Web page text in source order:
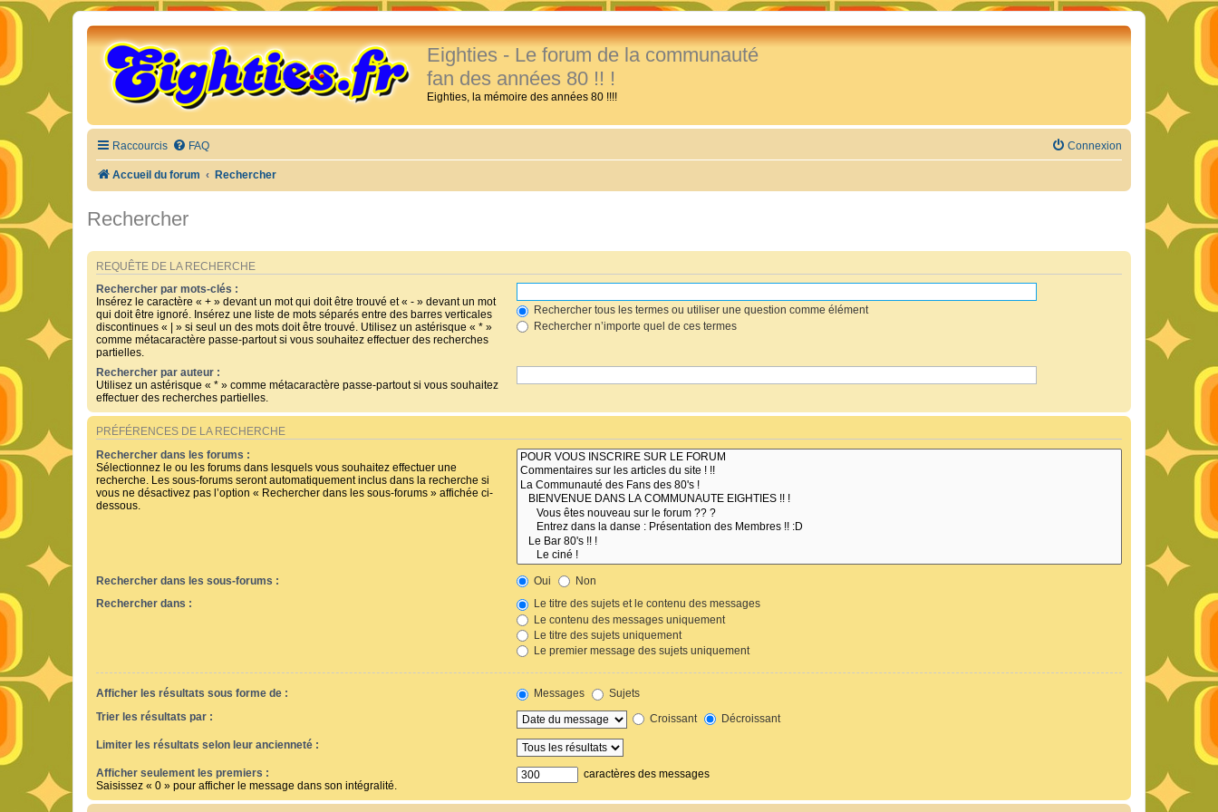
Eighties - Le forum de la communauté
fan des années 80 !! !
Eighties, la mémoire des années 80 !!!!
Raccourcis FAQ Connexion
Accueil du forum Rechercher
Rechercher
REQUÊTE DE LA RECHERCHE
Rechercher par mots-clés :
Insérez le caractère « + » devant un mot qui doit être trouvé et « - » devant un mot
qui doit être ignoré. Insérez une liste de mots séparés entre des barres verticales
discontinues « | » si seul un des mots doit être trouvé. Utilisez un astérisque « * »
comme métacaractère passe-partout si vous souhaitez effectuer des recherches
partielles.
Rechercher tous les termes ou utiliser une question comme élément
Rechercher n’importe quel de ces termes
Rechercher par auteur :
Utilisez un astérisque « * » comme métacaractère passe-partout si vous souhaitez
effectuer des recherches partielles.
PRÉFÉRENCES DE LA RECHERCHE
Rechercher dans les forums :
Sélectionnez le ou les forums dans lesquels vous souhaitez effectuer une
recherche. Les sous-forums seront automatiquement inclus dans la recherche si
vous ne désactivez pas l’option « Rechercher dans les sous-forums » affichée ci-
dessous.
Rechercher dans les sous-forums : Oui
Non
Rechercher dans :
Le titre des sujets et le contenu des messages
Le contenu des messages uniquement
Le titre des sujets uniquement
Le premier message des sujets uniquement
Afficher les résultats sous forme de : Messages
Sujets
Trier les résultats par :
Croissant Décroissant
Limiter les résultats selon leur ancienneté :
Afficher seulement les premiers :
Saisissez « 0 » pour afficher le message dans son intégralité.
caractères des messages